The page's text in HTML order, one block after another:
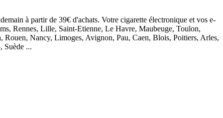
à partir de 39€ d'achats. Votre cigarette électronique et vos e-
Rennes, Lille, Saint-Etienne, Le Havre, Maubeuge, Toulon,
Nancy, Limoges, Avignon, Pau, Caen, Blois, Poitiers, Arles,
Suède ...